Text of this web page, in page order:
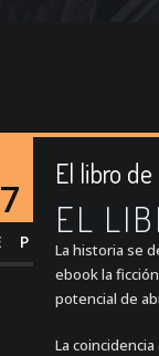
El libro
EL
La historia se
ebook la
potencial de
La